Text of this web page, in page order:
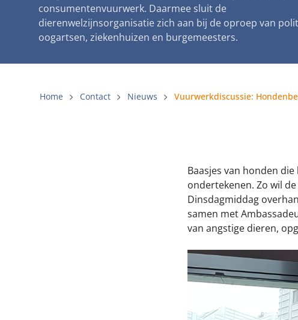
Gemeentelijk
Voldoende
Verbod op
consumentenvuurwerk. Daarmee sluit de
dierenwelzijnsorganisatie zich aan bij de oproep van
oogartsen, ziekenhuizen en burgemeesters.
Home Contact Nieuws
Baasjes van honden
ondertekenen. Zo wil
Dinsdagmiddag
samen met
van angstige dieren,